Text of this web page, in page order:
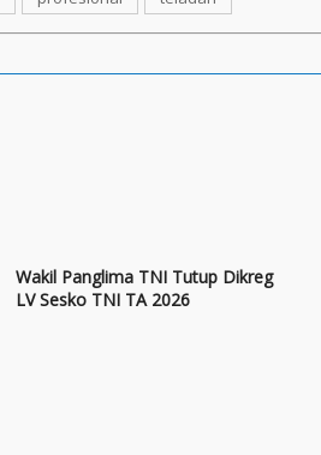
Wakil Panglima TNI Tutup Dikreg
LV Sesko TNI TA 2026